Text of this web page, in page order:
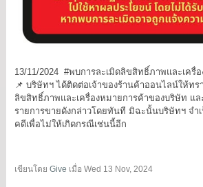
13/11/2024 #พบการละเมิดลิขสิทธิ์ภาพและเครื่
📌 บริษัทฯ ได้ติดต่อเจ้าของร้านค้าออนไลน์ให้ทร
ลิขสิทธิ์ภาพและเครื่องหมายการค้าของบริษัท แ
รายการขายดังกล่าวโดยทันที มิฉะนั้นบริษัทฯ จำ
คดีเพื่อไม่ให้เกิดกรณีเช่นนี้อีก
เขียนโดย Give เมื่อ Wed 13 Nov, 2024